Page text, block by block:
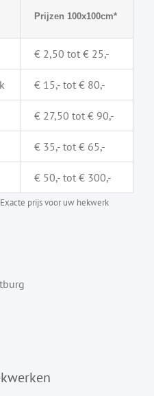
Prijzen 100x100cm*
€ 2,50 tot € 25,-
€ 15,- tot € 80,-
€ 27,50 tot € 90,-
€ 35,- tot € 65,-
€ 50,- tot € 300,-
prijs voor uw hekwerk